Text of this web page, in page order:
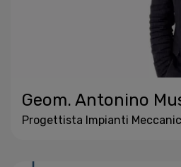
Geom. Antonino
Progettista Impianti